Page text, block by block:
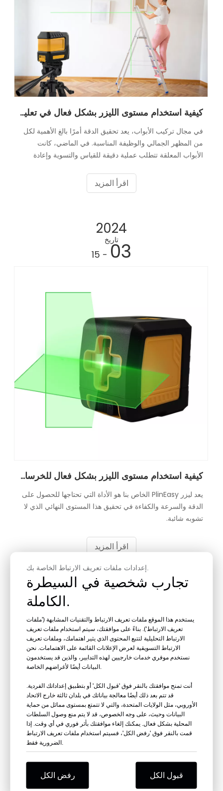
كيفية استخدام مستوى الليزر بشكل فعال في تعليق الباب
في مجال تركيب الأبواب، يعد تحقيق الدقة أمرًا بالغ الأهمية لكل
من المظهر الجمالي والوظيفة المناسبة. في الماضي، كانت
الأبواب المعلقة تتطلب عملية دقيقة للقياس والتسوية وإعادة
اقرأ المزيد
2024
تاريخ
03
- 15
كيفية استخدام مستوى الليزر بشكل فعال للخرسانة
يعد ليزر PlinEasy الخاص بنا هو الأداة التي تحتاجها للحصول على
الدقة والسرعة والكفاءة في تحقيق هذا المستوى النهائي الذي لا
تشوبه شائبة.
اقرأ المزيد
2024
03
- 14
مرحبًا بكم في عالم البناء ومساعي الأعمال اليدوية، حيث تلعب
الدقة دورًا محوريًا. سواء كنت تقوم بصياغة سطح السفينة، أو
تجارب شخصية في السيطرة
الكاملة.
يستخدم هذا الموقع ملفات تعريف الارتباط والتقنيات المشابهة ('ملفات
تعريف الارتباط'). بناءً على موافقتك، سيتم استخدام ملفات تعريف
الارتباط التحليلية لتتبع المحتوى الذي يثير اهتمامك، وملفات تعريف
الارتباط التسويقية لعرض الإعلانات القائمة على الاهتمامات. نحن
نستخدم موفري خدمات خارجيين لهذه التدابير، والذين قد يستخدمون
البيانات أيضًا لأغراضهم الخاصة.
أنت تمنح موافقتك بالنقر فوق 'قبول الكل' أو بتطبيق إعداداتك الفردية.
قد تتم بعد ذلك أيضًا معالجة بياناتك في بلدان ثالثة خارج الاتحاد
الأوروبي، مثل الولايات المتحدة، والتي لا تتمتع بمستوى مماثل من حماية
البيانات وحيث، على وجه الخصوص، قد لا يتم منع وصول السلطات
المحلية بشكل فعال. يمكنك إلغاء موافقتك بأثر فوري في أي وقت. إذا
قمت بالنقر فوق 'رفض الكل'، فسيتم استخدام ملفات تعريف الارتباط
الضرورية فقط.
رفض الكل قبول الكل